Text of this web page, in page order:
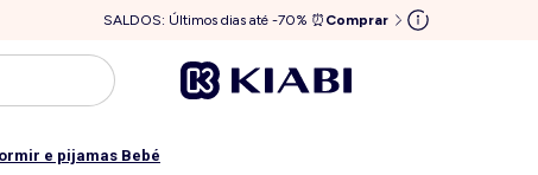
SALDOS: Últimos dias até -70% ⏰ Comprar
e pijamas Bebé